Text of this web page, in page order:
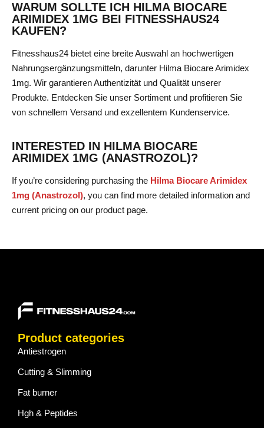
WARUM SOLLTE ICH HILMA BIOCARE
ARIMIDEX 1MG BEI FITNESSHAUS24
KAUFEN?
Fitnesshaus24 bietet eine breite Auswahl an hochwertigen
Nahrungsergänzungsmitteln, darunter Hilma Biocare Arimidex
1mg. Wir garantieren Authentizität und Qualität unserer
Produkte. Entdecken Sie unser Sortiment und profitieren Sie
von schnellem Versand und exzellentem Kundenservice.
INTERESTED IN HILMA BIOCARE
ARIMIDEX 1MG (ANASTROZOL)?
If you’re considering purchasing the Hilma Biocare Arimidex
1mg (Anastrozol), you can find more detailed information and
current pricing on our product page.
Product categories
Antiestrogen
Cutting & Slimming
Fat burner
Hgh & Peptides